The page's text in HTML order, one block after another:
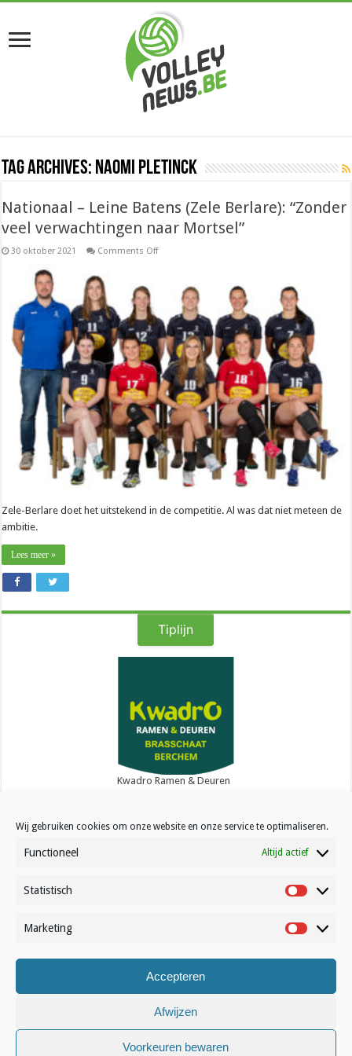
Wij gebruiken cookies om onze website en onze service te optimaliseren.
Functioneel Altijd actief
Statistisch Statistisch
Marketing
Accepteren
Afwijzen
Voorkeuren bewaren
Tag Archives: Naomi Pletinck
Nationaal – Leine Batens (Zele Berlare): “Zonder
veel verwachtingen naar Mortsel”
30 oktober 2021 Comments Offon
Batens
Berlare):
“Zonder
veel
verwachtingen
naar
Mortsel”
Zele-Berlare doet het uitstekend in de competitie. Al was dat niet meteen de
ambitie.
Lees meer »
Tiplijn
Kwadro Ramen & Deuren
Contact
© Volleynews.be2026
Algemene voorwaarden|Privacy
Nederlands